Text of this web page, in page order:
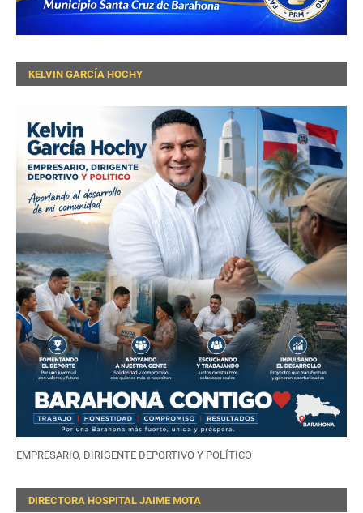
KELVIN GARCÍA HOCHY
EMPRESARIO, DIRIGENTE DEPORTIVO Y POLÍTICO
DIRECTORA HOSPITAL JAIME MOTA